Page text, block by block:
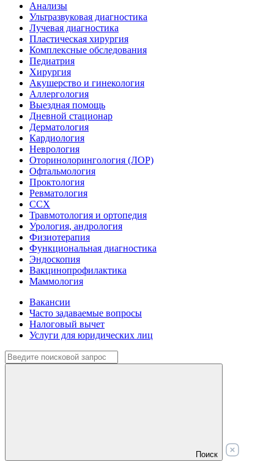
Анализы
Ультразвуковая диагностика
Лучевая диагностика
Пластическая хирургия
Комплексные обследования
Педиатрия
Хирургия
Акушерство и гинекология
Аллергология
Выездная помощь
Дневной стационар
Дерматология
Кардиология
Неврология
Оторинолорингология (ЛОР)
Офтальмология
Проктология
Ревматология
ССХ
Травмотология и ортопедия
Урология, андрология
Физиотерапия
Функциональная диагностика
Эндоскопия
Вакцинопрофилактика
Маммология
Вакансии
Часто задаваемые вопросы
Налоговый вычет
Услуги для юридических лиц
Поиск